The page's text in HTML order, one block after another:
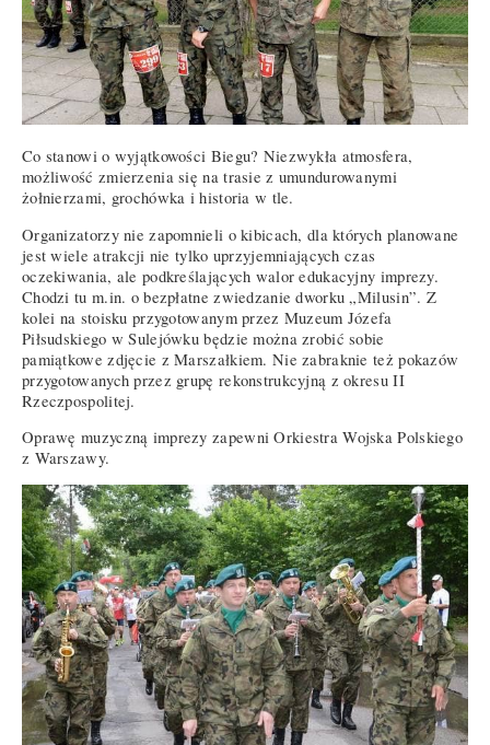
Co stanowi o wyjątkowości Biegu? Niezwykła atmosfera,
możliwość zmierzenia się na trasie z umundurowanymi
żołnierzami, grochówka i historia w tle.
Organizatorzy nie zapomnieli o kibicach, dla których planowane
jest wiele atrakcji nie tylko uprzyjemniających czas
oczekiwania, ale podkreślających walor edukacyjny imprezy.
Chodzi tu m.in. o bezpłatne zwiedzanie dworku „Milusin”. Z
kolei na stoisku przygotowanym przez Muzeum Józefa
Piłsudskiego w Sulejówku będzie można zrobić sobie
pamiątkowe zdjęcie z Marszałkiem. Nie zabraknie też pokazów
przygotowanych przez grupę rekonstrukcyjną z okresu II
Rzeczpospolitej.
Oprawę muzyczną imprezy zapewni Orkiestra Wojska Polskiego
z Warszawy.